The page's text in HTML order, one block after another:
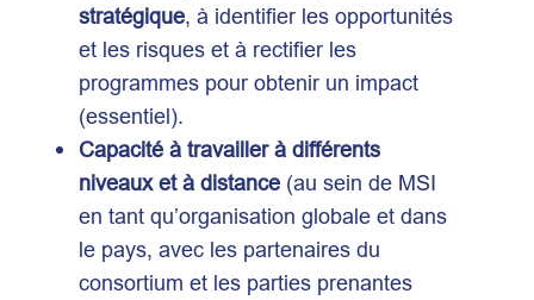
stratégique, à identifier les opportunités
et les risques et à rectifier les
programmes pour obtenir un impact
(essentiel).
Capacité à travailler à différents
niveaux et à distance (au sein de MSI
en tant qu’organisation globale et dans
le pays, avec les partenaires du
consortium et les parties prenantes